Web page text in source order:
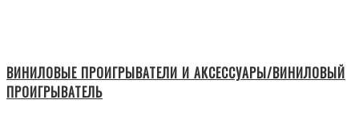
ВИНИЛОВЫЕ ПРОИГРЫВАТЕЛИ И АКСЕССУАРЫ/ВИНИЛОВЫЙ
ПРОИГРЫВАТЕЛЬ